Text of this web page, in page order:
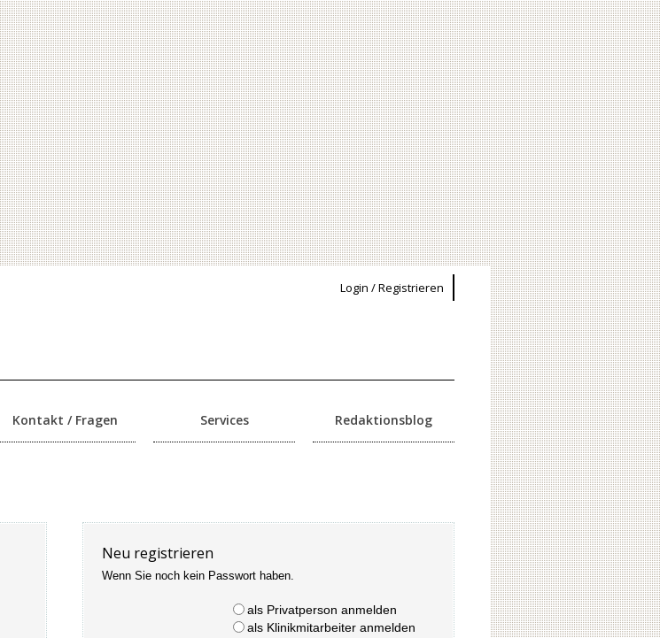
Login / Registrieren
Kontakt / Fragen Services Redaktionsblog
Neu registrieren
Wenn Sie noch kein Passwort haben.
als Privatperson anmelden
als Klinikmitarbeiter anmelden